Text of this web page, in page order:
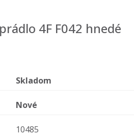
4F F042 hnedé
Skladom
Nové
10485